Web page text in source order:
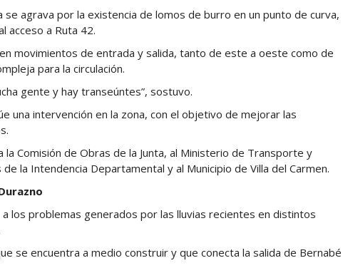
agrava por la existencia de lomos de burro en un punto de curva,
acceso a Ruta 42.
movimientos de entrada y salida, tanto de este a oeste como de
para la circulación.
gente y hay transeúntes”, sostuvo.
una intervención en la zona, con el objetivo de mejorar las
Comisión de Obras de la Junta, al Ministerio de Transporte y
la Intendencia Departamental y al Municipio de Villa del Carmen.
los problemas generados por las lluvias recientes en distintos
se encuentra a medio construir y que conecta la salida de Bernabé